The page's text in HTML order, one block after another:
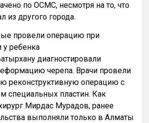
по ОСМС, несмотря на то, что
из другого города.
провели операцию при
у ребенка
диагностировали
черепа. Врачи провели
реконструктивную операцию с
специальных пластин. Как
Мирдас Мурадов, ранее
выполняли только в Алматы